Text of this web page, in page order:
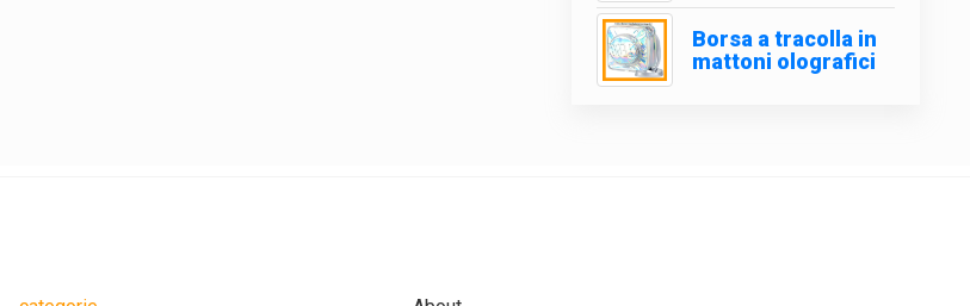
Borsa a tracolla in
mattoni olografici